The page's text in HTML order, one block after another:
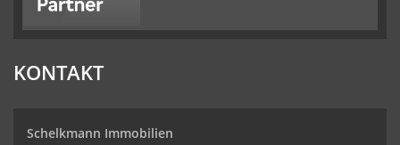
KONTAKT
Schelkmann Immobilien